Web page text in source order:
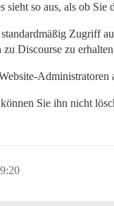
sieht so aus, als ob Sie
Zugriff
Discourse zu
Sie ihn nicht